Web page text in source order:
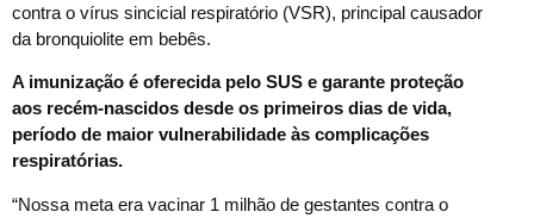
contra o vírus sincicial respiratório (VSR), principal causador
da bronquiolite em bebês.
A imunização é oferecida pelo SUS e garante proteção
aos recém-nascidos desde os primeiros dias de vida,
período de maior vulnerabilidade às complicações
respiratórias.
“Nossa meta era vacinar 1 milhão de gestantes contra o